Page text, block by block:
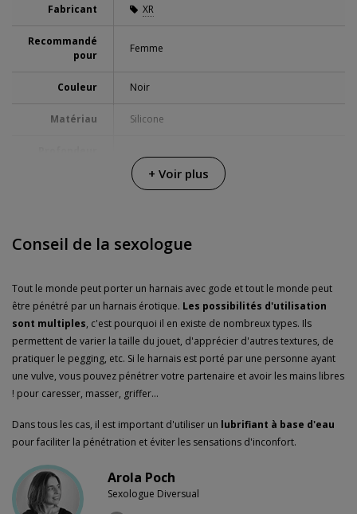
Fabricant XR
Recommandé
pour
Femme
Couleur Noir
Matériau Silicone
12.7 cm
Piles
fournies
Résistance à
l'eau
Submersible 100%
Envoi discret Colis sans distinctifs
Garanties 3 ans de garantie
+ Voir plus
Conseil de la sexologue
Tout le monde peut porter un harnais avec gode et tout le monde peut
être pénétré par un harnais érotique. Les possibilités d'utilisation
sont multiples, c'est pourquoi il en existe de nombreux types. Ils
permettent de varier la taille du jouet, d'apprécier d'autres textures, de
pratiquer le pegging, etc. Si le harnais est porté par une personne ayant
une vulve, vous pouvez pénétrer votre partenaire et avoir les mains libres
! pour caresser, masser, griffer...
Dans tous les cas, il est important d'utiliser un lubrifiant à base d'eau
pour faciliter la pénétration et éviter les sensations d'inconfort.
Arola Poch
Sexologue Diversual